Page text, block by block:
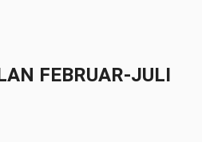
FEBRUAR-JULI